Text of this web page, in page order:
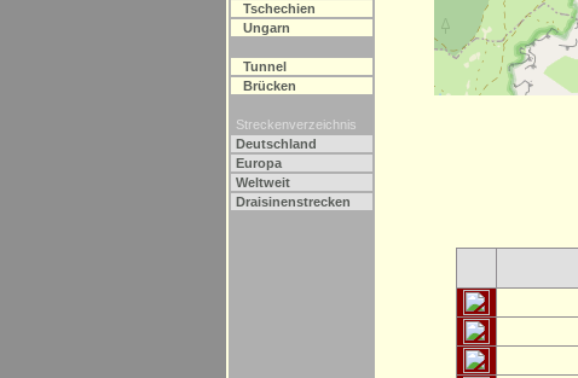
Tschechien
Ungarn
Tunnel
Brücken
Streckenverzeichnis
Deutschland
Europa
Weltweit
Draisinenstrecken